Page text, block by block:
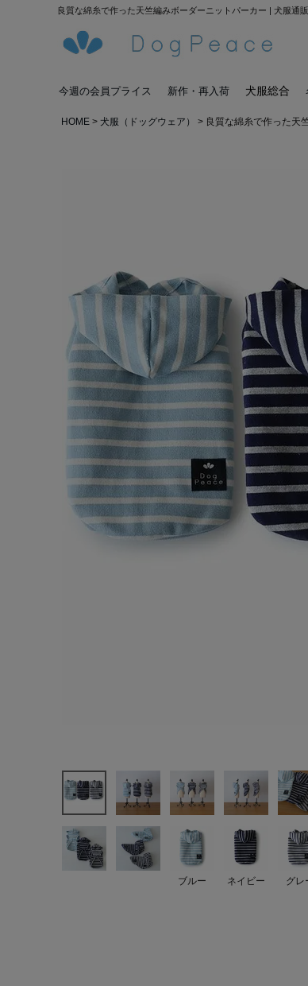
良質な綿糸で作った天竺編みボーダーニットパーカー | 犬服通
今週の会員プライス 新作・再入荷 犬服総合
HOME 犬服（ドッグウェア） 良質な綿糸で作った天
ブルー ネイビー グレ